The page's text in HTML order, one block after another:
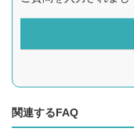
関連するFAQ